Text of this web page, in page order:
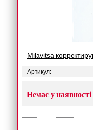
Milavitsa
Артикул:
Немає у наявності